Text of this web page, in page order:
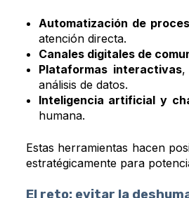
Automatización de
atención directa.
Canales digitales de
Plataformas interactivas,
análisis de datos.
Inteligencia artificial y
humana.
Estas herramientas hacen
estratégicamente para
El reto: evitar la